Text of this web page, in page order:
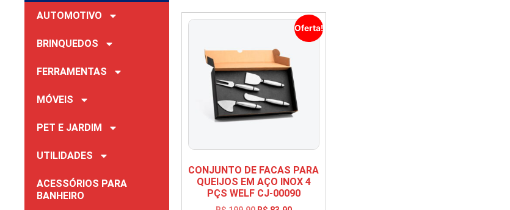
AUTOMOTIVO
BRINQUEDOS
FERRAMENTAS
MÓVEIS
PET E JARDIM
UTILIDADES
ACESSÓRIOS PARA
BANHEIRO
Oferta!
CONJUNTO DE FACAS PARA
QUEIJOS EM AÇO INOX 4
PÇS WELF CJ-00090